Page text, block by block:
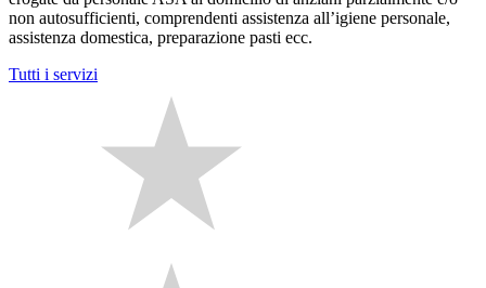
non autosufficienti, comprendenti assistenza all’igiene personale,
assistenza domestica, preparazione pasti ecc.
Tutti i servizi